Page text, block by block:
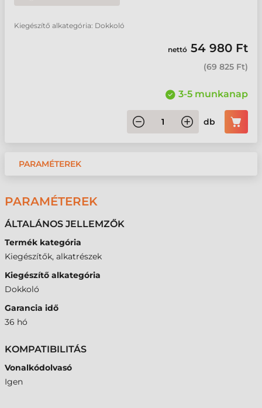
Kiegészítő alkategória: Dokkoló
nettó 54 980 Ft
(69 825 Ft)
3-5 munkanap
db
PARAMÉTEREK
PARAMÉTEREK
ÁLTALÁNOS JELLEMZŐK
Termék kategória
Kiegészítők, alkatrészek
Kiegészítő alkategória
Dokkoló
Garancia idő
36 hó
KOMPATIBILITÁS
Vonalkódolvasó
Igen